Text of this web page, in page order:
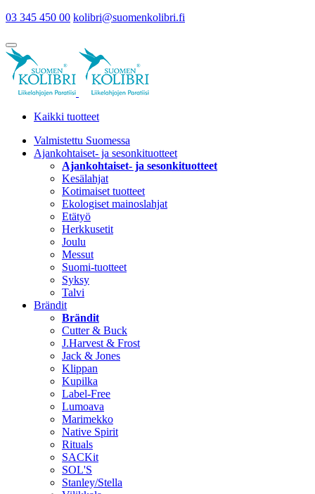
03 345 450 00 kolibri@suomenkolibri.fi
Kaikki tuotteet
Valmistettu Suomessa
Ajankohtaiset- ja sesonkituotteet
Ajankohtaiset- ja sesonkituotteet
Kesälahjat
Kotimaiset tuotteet
Ekologiset mainoslahjat
Etätyö
Herkkusetit
Joulu
Messut
Suomi-tuotteet
Syksy
Talvi
Brändit
Brändit
Cutter & Buck
J.Harvest & Frost
Jack & Jones
Klippan
Kupilka
Label-Free
Lumoava
Marimekko
Native Spirit
Rituals
SACKit
SOL'S
Stanley/Stella